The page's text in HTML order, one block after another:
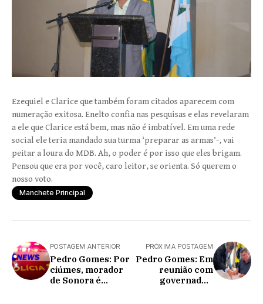
Ezequiel e Clarice que também foram citados aparecem com
numeração exitosa. Enelto confia nas pesquisas e elas revelaram
a ele que Clarice está bem, mas não é imbatível. Em uma rede
social ele teria mandado sua turma ‘preparar as armas’-, vai
peitar a loura do MDB. Ah, o poder é por isso que eles brigam.
Pensou que era por você, caro leitor, se orienta. Só querem o
nosso voto.
Manchete Principal
POSTAGEM ANTERIOR
Pedro Gomes: Por
ciúmes, morador
de Sonora é
PRÓXIMA POSTAGEM
Pedro Gomes: Em
reunião com
governador,